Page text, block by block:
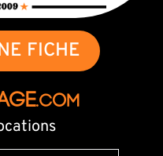
FICHE
.com